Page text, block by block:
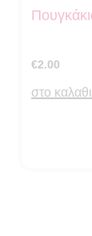
€2.00
στο καλαθι